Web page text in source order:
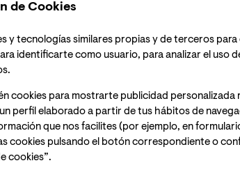
actividades docentes y divulgativas.
un convenio de colaboración que señala
foco puesto en la formación en digitalización
Ciencia y Tecnología de VIU.
realización de diversas acciones conjuntas
en las que se tratarán las tendencias
tecnológicas y avances destinados a
tipo de áreas.
de Cookies
y tecnologías similares propias y de terceros
identificarte como usuario, para analizar el uso
cookies para mostrarte publicidad
perfil elaborado a partir de tus hábitos de
que nos facilites (por ejemplo, en
cookies pulsando el botón correspondiente o
cookies”.